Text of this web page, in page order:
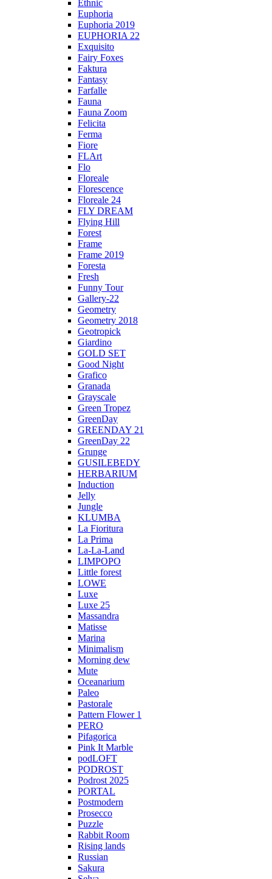
Ethnic
Euphoria
Euphoria 2019
EUPHORIA 22
Exquisito
Fairy Foxes
Faktura
Fantasy
Farfalle
Fauna
Fauna Zoom
Felicita
Ferma
Fiore
FLArt
Flo
Floreale
Florescence
Floreale 24
FLY DREAM
Flying Hill
Forest
Frame
Frame 2019
Foresta
Fresh
Funny Tour
Gallery-22
Geometry
Geometry 2018
Geotropick
Giardino
GOLD SET
Good Night
Grafico
Granada
Grayscale
Green Tropez
GreenDay
GREENDAY 21
GreenDay 22
Grunge
GUSILEBEDY
HERBARIUM
Induction
Jelly
Jungle
KLUMBA
La Fioritura
La Prima
La-La-Land
LIMPOPO
Little forest
LOWE
Luxe
Luxe 25
Massandra
Matisse
Marina
Minimalism
Morning dew
Mute
Oceanarium
Paleo
Pastorale
Pattern Flower 1
PERO
Pifagorica
Pink It Marble
podLOFT
PODROST
Podrost 2025
PORTAL
Postmodern
Prosecco
Puzzle
Rabbit Room
Rising lands
Russian
Sakura